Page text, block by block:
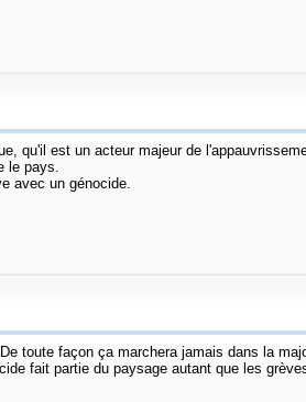
qu'il est un acteur majeur de
le pays.
avec un génocide.
toute façon ça marchera jamais dans la
fait partie du paysage autant que les